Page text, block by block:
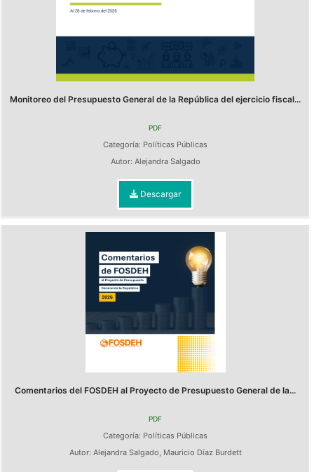
Monitoreo del Presupuesto General de la República del ejercicio fiscal...
PDF
Categoría: Políticas Públicas
Autor: Alejandra Salgado
Descargar
Comentarios del FOSDEH al Proyecto de Presupuesto General de la...
PDF
Categoría: Políticas Públicas
Autor: Alejandra Salgado, Mauricio Díaz Burdett